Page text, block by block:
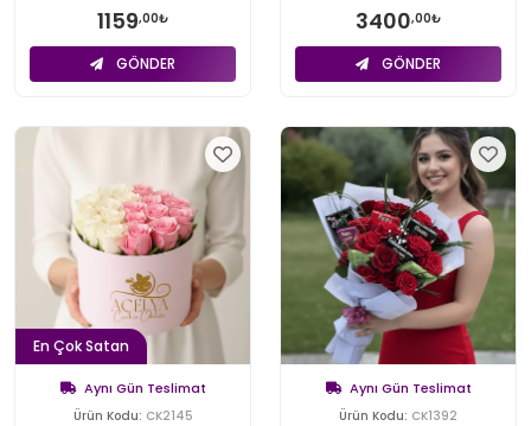
1159,00₺
GÖNDER
3400,00₺
GÖNDER
En Çok Satan
Aynı Gün Teslimat
Ürün Kodu: CK2145
Aynı Gün Teslimat
Ürün Kodu: CK1392